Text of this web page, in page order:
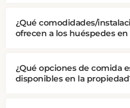
¿Qué comodidades/
ofrecen a los huéspedes
¿Qué opciones de comida
disponibles en la